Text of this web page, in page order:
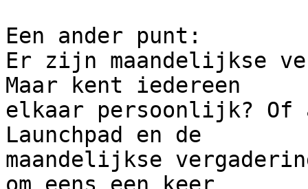
Een ander punt:
Er zijn maandelijkse
Maar kent iedereen
elkaar persoonlijk?
Launchpad en de
maandelijkse